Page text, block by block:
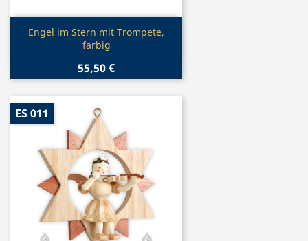
Vorschau
Engel im Stern mit Trompete,
farbig
55,50 €
ES 011